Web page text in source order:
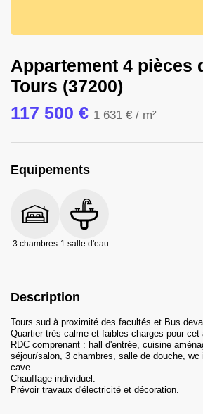
Appartement 4 pièces
Tours (37200)
117 500 € 1 631 € / m²
Equipements
3 chambres 1 salle d'eau
Description
Tours sud à proximité des facultés et Bus
Quartier très calme et faibles charges pour
RDC comprenant : hall d'entrée, cuisine
séjour/salon, 3 chambres, salle de douche, wc
cave.
Chauffage individuel.
Prévoir travaux d'électricité et décoration.